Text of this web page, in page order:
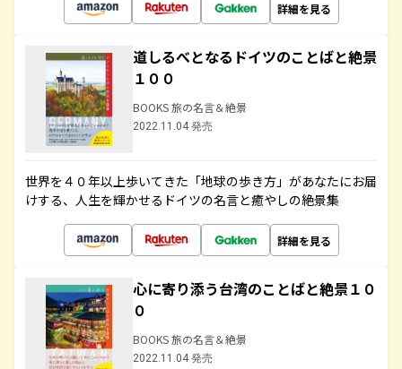
詳細を見る
道しるべとなるドイツのことばと絶景
１００
BOOKS 旅の名言＆絶景
2022.11.04 発売
世界を４０年以上歩いてきた「地球の歩き方」があなたにお届
けする、人生を輝かせるドイツの名言と癒やしの絶景集
詳細を見る
心に寄り添う台湾のことばと絶景１０
０
BOOKS 旅の名言＆絶景
2022.11.04 発売